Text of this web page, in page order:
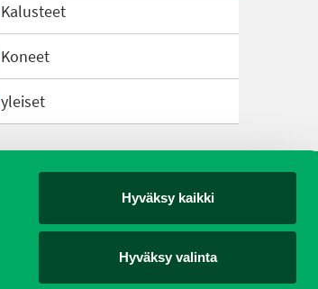
Hyväksy kaikki
Hyväksy valinta
Kalusteet
Koneet
yleiset